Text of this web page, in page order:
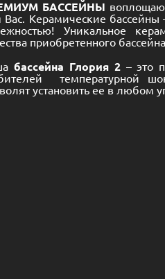
БАССЕЙНЫ
Вас. Керамические
Уникальное
приобретенного
бассейна Глория 2 – это
температурной
установить ее в любом